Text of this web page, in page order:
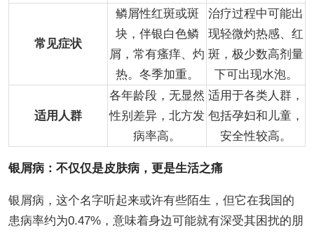
常见症状
鳞屑性红斑或斑
块，伴银白色鳞
屑，常有瘙痒、灼
热。冬季加重。
治疗过程中可能出
现轻微灼热感、红
斑，极少数高剂量
下可出现水泡。
适用人群
各年龄段，无显然
性别差异，北方发
病率高。
适用于各类人群，
包括孕妇和儿童，
安全性较高。
银屑病：不仅仅是皮肤病，更是生活之痛
银屑病，这个名字听起来或许有些陌生，但它在我国的
患病率约为0.47%，意味着身边可能就有深受其困扰的朋